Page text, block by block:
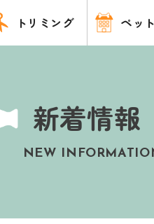
トリミング ペッ
新着情報
NEW